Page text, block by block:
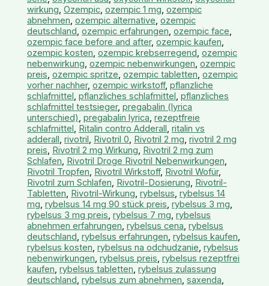
wirkung,Ozempic,ozempic 1 mg,ozempic
abnehmen,ozempic alternative,ozempic
deutschland,ozempic erfahrungen,ozempic face,
ozempic face before and after,ozempic kaufen,
ozempic kosten,ozempic krebserregend,ozempic
nebenwirkung,ozempic nebenwirkungen,ozempic
preis,ozempic spritze,ozempic tabletten,ozempic
vorher nachher,ozempic wirkstoff,pflanzliche
schlafmittel,pflanzliches schlafmittel,pflanzliches
schlafmittel testsieger,pregabalin (lyrica
unterschied),pregabalin lyrica,rezeptfreie
schlafmittel, Ritalin contro Adderall,ritalin vs
adderall,rivotril, Rivotril 0, Rivotril 2 mg,rivotril 2 mg
preis, Rivotril 2 mg Wirkung, Rivotril 2 mg zum
Schlafen, Rivotril Droge Rivotril Nebenwirkungen,
Rivotril Tropfen, Rivotril Wirkstoff, Rivotril Wofür,
Rivotril zum Schlafen, Rivotril-Dosierung, Rivotril-
Tabletten, Rivotril-Wirkung,rybelsus,rybelsus 14
mg,rybelsus 14 mg 90 stück preis,rybelsus 3 mg,
rybelsus 3 mg preis,rybelsus 7 mg,rybelsus
abnehmen erfahrungen,rybelsus cena,rybelsus
deutschland,rybelsus erfahrungen,rybelsus kaufen,
rybelsus kosten,rybelsus na odchudzanie,rybelsus
nebenwirkungen,rybelsus preis,rybelsus rezeptfrei
kaufen,rybelsus tabletten,rybelsus zulassung
deutschland,rybelsus zum abnehmen,saxenda,